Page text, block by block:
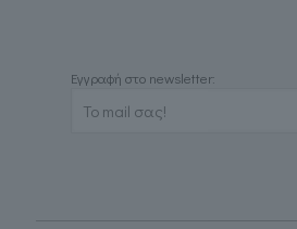
Εγγραφή στο newsletter: